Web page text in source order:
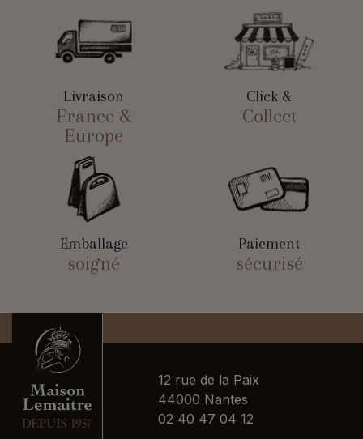
Livraison
France &
Europe
Click &
Collect
Emballage
soigné
Paiement
sécurisé
12 rue de la Paix
44000 Nantes
02 40 47 04 12